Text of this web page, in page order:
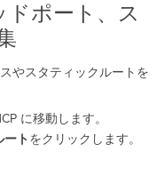
ドポート、ス
やスタティックルートを
に移動します。
ート をクリックします。